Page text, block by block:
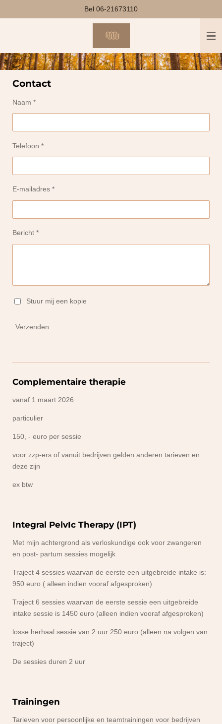
hoofdinhoud
Bel 06-21673110
Contact
Naam *
Telefoon *
E-mailadres *
Bericht *
Stuur mij een kopie
Verzenden
Complementaire therapie
vanaf 1 maart 2026
particulier
150, - euro per sessie
voor zzp-ers of vanuit bedrijven gelden anderen tarieven en
deze zijn
ex btw
Integral PelvIc Therapy (IPT)
Met mijn achtergrond als verloskundige ook voor zwangeren
en post- partum sessies mogelijk
Traject 4 sessies waarvan de eerste een uitgebreide intake is:
950 euro ( alleen indien vooraf afgesproken)
Traject 6 sessies waarvan de eerste sessie een uitgebreide
intake sessie is 1450 euro (alleen indien vooraf afgesproken)
losse herhaal sessie van 2 uur 250 euro (alleen na volgen van
traject)
De sessies duren 2 uur
Trainingen
Tarieven voor persoonlijke en teamtrainingen voor bedrijven